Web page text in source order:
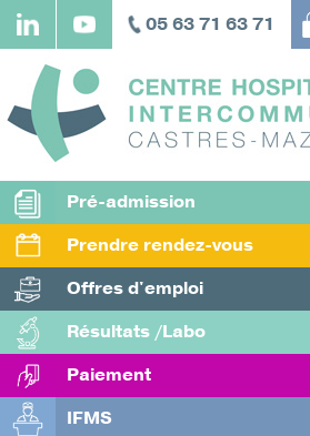
Aller
principal
05 63 71 63 71
Pré-admission
Prendre rendez-vous
Offres d'emploi
Résultats /Labo
Paiement
IFMS